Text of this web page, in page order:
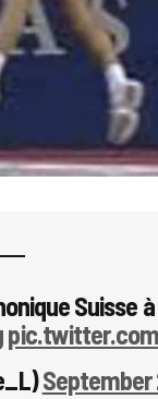
Suisse
September